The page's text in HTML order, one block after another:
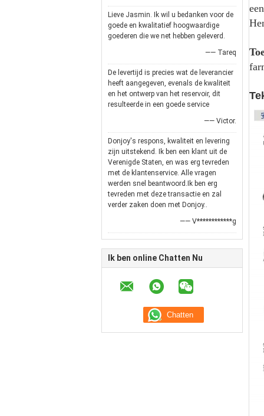
Lieve Jasmin. Ik wil u bedanken voor de
goede en kwalitatief hoogwaardige
goederen die we net hebben geleverd.
—— Tareq
De levertijd is precies wat de leverancier
heeft aangegeven, evenals de kwaliteit
en het ontwerp van het reservoir, dit
resulteerde in een goede service
—— Victor.
Donjoy's respons, kwaliteit en levering
zijn uitstekend. Ik ben een klant uit de
Verenigde Staten, en was erg tevreden
met de klantenservice. Alle vragen
werden snel beantwoord.Ik ben erg
tevreden met deze transactie en zal
verder zaken doen met Donjoy..
—— V************g
Ik ben online Chatten Nu